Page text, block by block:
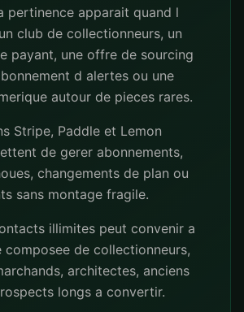
pertinence apparait quand l
club de collectionneurs, un
payant, une offre de sourcing
d alertes ou une
autour de pieces rares.
Stripe, Paddle et Lemon
de gerer abonnements,
changements de plan ou
sans montage fragile.
illimites peut convenir a
composee de collectionneurs,
architectes, anciens
longs a convertir.